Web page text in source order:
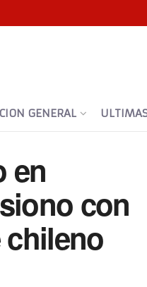
GENERAL
en
con